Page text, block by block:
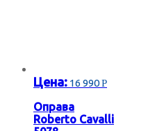
Цена: 16 990Р
Оправа
Roberto Cavalli